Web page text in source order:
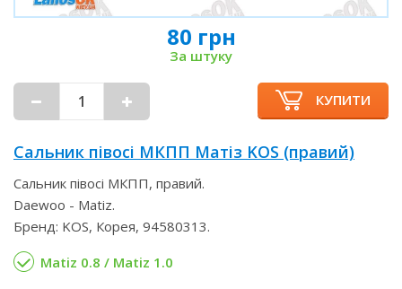
80 грн
За штуку
КУПИТИ
Сальник півосі МКПП Матіз KOS (правий)
Сальник півосі МКПП, правий.
Daewoo - Matiz.
Бренд: KOS, Корея, 94580313.
Matiz 0.8 / Matiz 1.0